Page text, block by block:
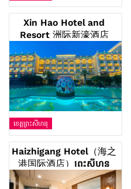
Xin Hao Hotel and
Resort 洲际新濠酒店
ខេត្តព្រះសីហនុ
Haizhigang Hotel（海之
港国际酒店）ព្រះសីហនុ